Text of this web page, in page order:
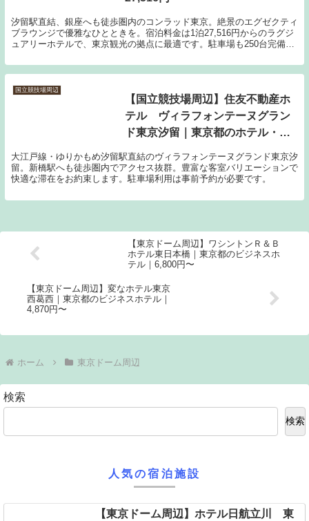
汐留駅直結、銀座へも徒歩圏内のコンラッド東京。絶景のエグゼクティ
ブラウンジで優雅なひとときを。宿泊料金は1泊27,516円からのラグジ
ュアリーホテルで、東京観光の拠点に最適です。駐車場も250台完備し
国立競技場周辺
【国立競技場周辺】住友不動産ホ
テル ヴィラフォンテーヌグラン
ド東京汐留｜東京都のホテル・宿
泊施設｜8,190円〜
大江戸線・ゆりかもめ汐留駅直結のヴィラフォンテーヌグランド東京汐
留。新橋駅へも徒歩圏内でアクセス抜群。豊富な客室バリエーションで
快適な滞在をお約束します。駐車場利用は事前予約が必要です。
【東京ドーム周辺】ワシントンＲ＆Ｂ
ホテル東日本橋｜東京都のビジネスホ
テル｜6,800円〜
【東京ドーム周辺】変なホテル東京
西葛西｜東京都のビジネスホテル｜
4,870円〜
ホーム 東京ドーム周辺
検索
検索
人気の宿泊施設
【東京ドーム周辺】ホテル日航立川 東